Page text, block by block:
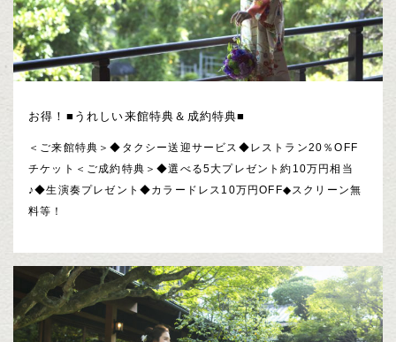
お得！■うれしい来館特典＆成約特典■
＜ご来館特典＞◆タクシー送迎サービス◆レストラン20％OFF
チケット＜ご成約特典＞◆選べる5大プレゼント約10万円相当
♪◆生演奏プレゼント◆カラードレス10万円OFF◆スクリーン無
料等！